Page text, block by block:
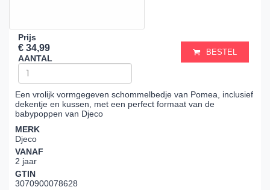
Prijs
€ 34,99
AANTAL
BESTEL
Een vrolijk vormgegeven schommelbedje van Pomea, inclusief
dekentje en kussen, met een perfect formaat van de
babypoppen van Djeco
MERK
Djeco
VANAF
2 jaar
GTIN
3070900078628